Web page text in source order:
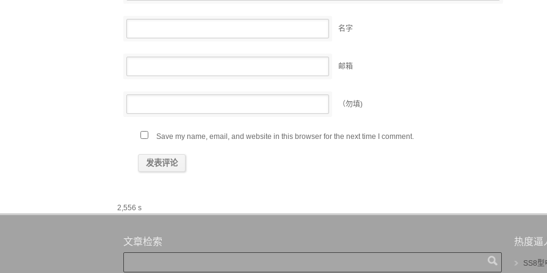
名字
邮箱
（勿填)
Save my name, email, and website in this browser for the next time I comment.
2,556 s
文章检索 热度逼
SS8型